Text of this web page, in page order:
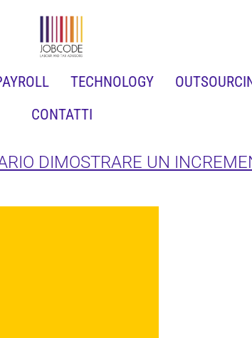
TECHNOLOGY
CONTATTI
DIMOSTRARE UN